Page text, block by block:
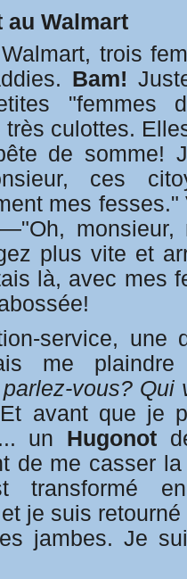
au Walmart
trois
Bam!
"femmes
culottes.
de somme!
ces
mes
monsieur,
plus vite et
là, avec mes
service, une
me
vous? Qui
avant que je
un Hugonot
de me casser
transformé
et je suis
jambes. Je